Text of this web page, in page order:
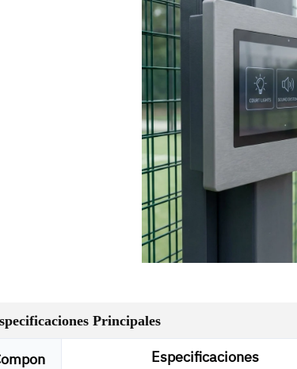
Principales
Especificaciones